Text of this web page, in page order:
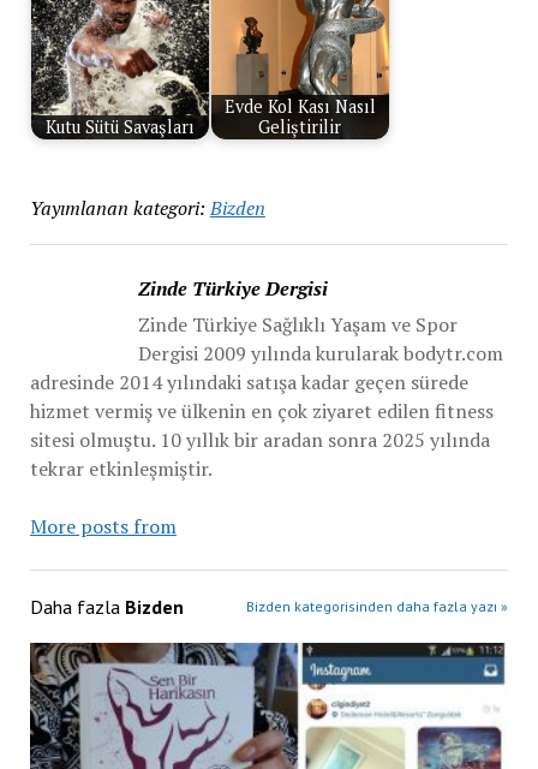
Kutu Sütü Savaşları
Evde Kol Kası Nasıl
Geliştirilir
Yayımlanan kategori: Bizden
Zinde Türkiye Dergisi
Zinde Türkiye Sağlıklı Yaşam ve Spor
Dergisi 2009 yılında kurularak bodytr.com
adresinde 2014 yılındaki satışa kadar geçen sürede
hizmet vermiş ve ülkenin en çok ziyaret edilen fitness
sitesi olmuştu. 10 yıllık bir aradan sonra 2025 yılında
tekrar etkinleşmiştir.
More posts from
Daha fazla Bizden Bizden kategorisinden daha fazla yazı »